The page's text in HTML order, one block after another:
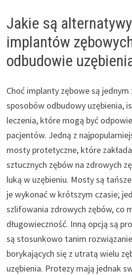
Jakie są
implantów
odbudowie
Choć implanty zębowe są
sposobów odbudowy uzębienia,
leczenia, które mogą być
pacjentów. Jedną z
mosty protetyczne, które
sztucznych zębów na zdrowych
luką w uzębieniu. Mosty są
je wykonać w krótszym czasie;
szlifowania zdrowych zębów, co
długowieczność. Inną opcją są
są stosunkowo tanim
borykających się z utratą wielu
uzębienia. Protezy mają jednak